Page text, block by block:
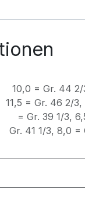
10,0 = Gr. 44 2/
11,5 = Gr. 46 2/3,
= Gr. 39 1/3,
Gr. 41 1/3, 8,0 =